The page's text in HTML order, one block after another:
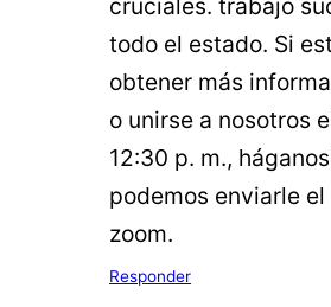
cruciales. trabajo
todo el estado. Si
obtener más
o unirse a nosotros
12:30 p. m.,
podemos enviarle
zoom.
Responder